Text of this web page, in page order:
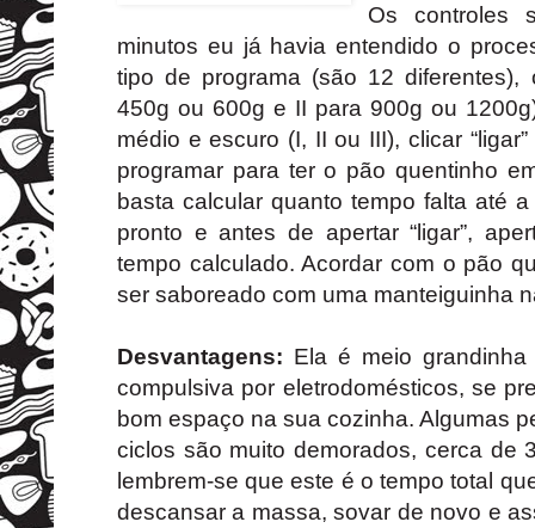
Os controles
minutos eu já havia entendido o
tipo de programa (são 12
450g ou 600g e II para 900g ou
médio e escuro (I, II ou III), clicar
programar para ter o pão quentinho
basta calcular quanto tempo falta até
pronto e antes de apertar “ligar”,
tempo calculado. Acordar com o pão
ser saboreado com uma manteiguinha
Desvantagens: Ela é meio
compulsiva por eletrodomésticos, se
bom espaço na sua cozinha. Algumas
ciclos são muito demorados, cerca de
lembrem-se que este é o tempo total
descansar a massa, sovar de novo e